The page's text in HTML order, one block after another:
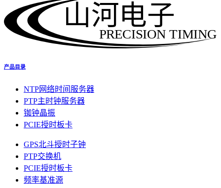
PRECISION TIMING
山河电子
产品目录
NTP网络时间服务器
PTP主时钟服务器
铷钟晶振
PCIE授时板卡
GPS北斗授时子钟
PTP交换机
PCIE授时板卡
频率基准源